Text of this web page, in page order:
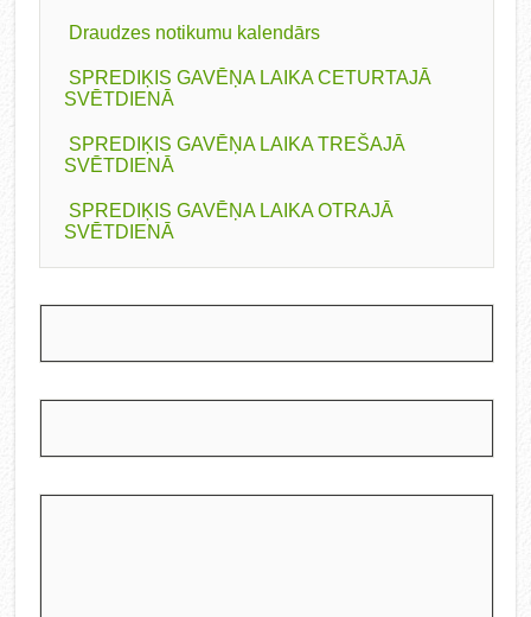
Draudzes notikumu kalendārs
SPREDIĶIS GAVĒŅA LAIKA CETURTAJĀ
SVĒTDIENĀ
SPREDIĶIS GAVĒŅA LAIKA TREŠAJĀ
SVĒTDIENĀ
SPREDIĶIS GAVĒŅA LAIKA OTRAJĀ
SVĒTDIENĀ